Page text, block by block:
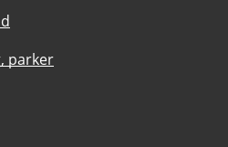
parker